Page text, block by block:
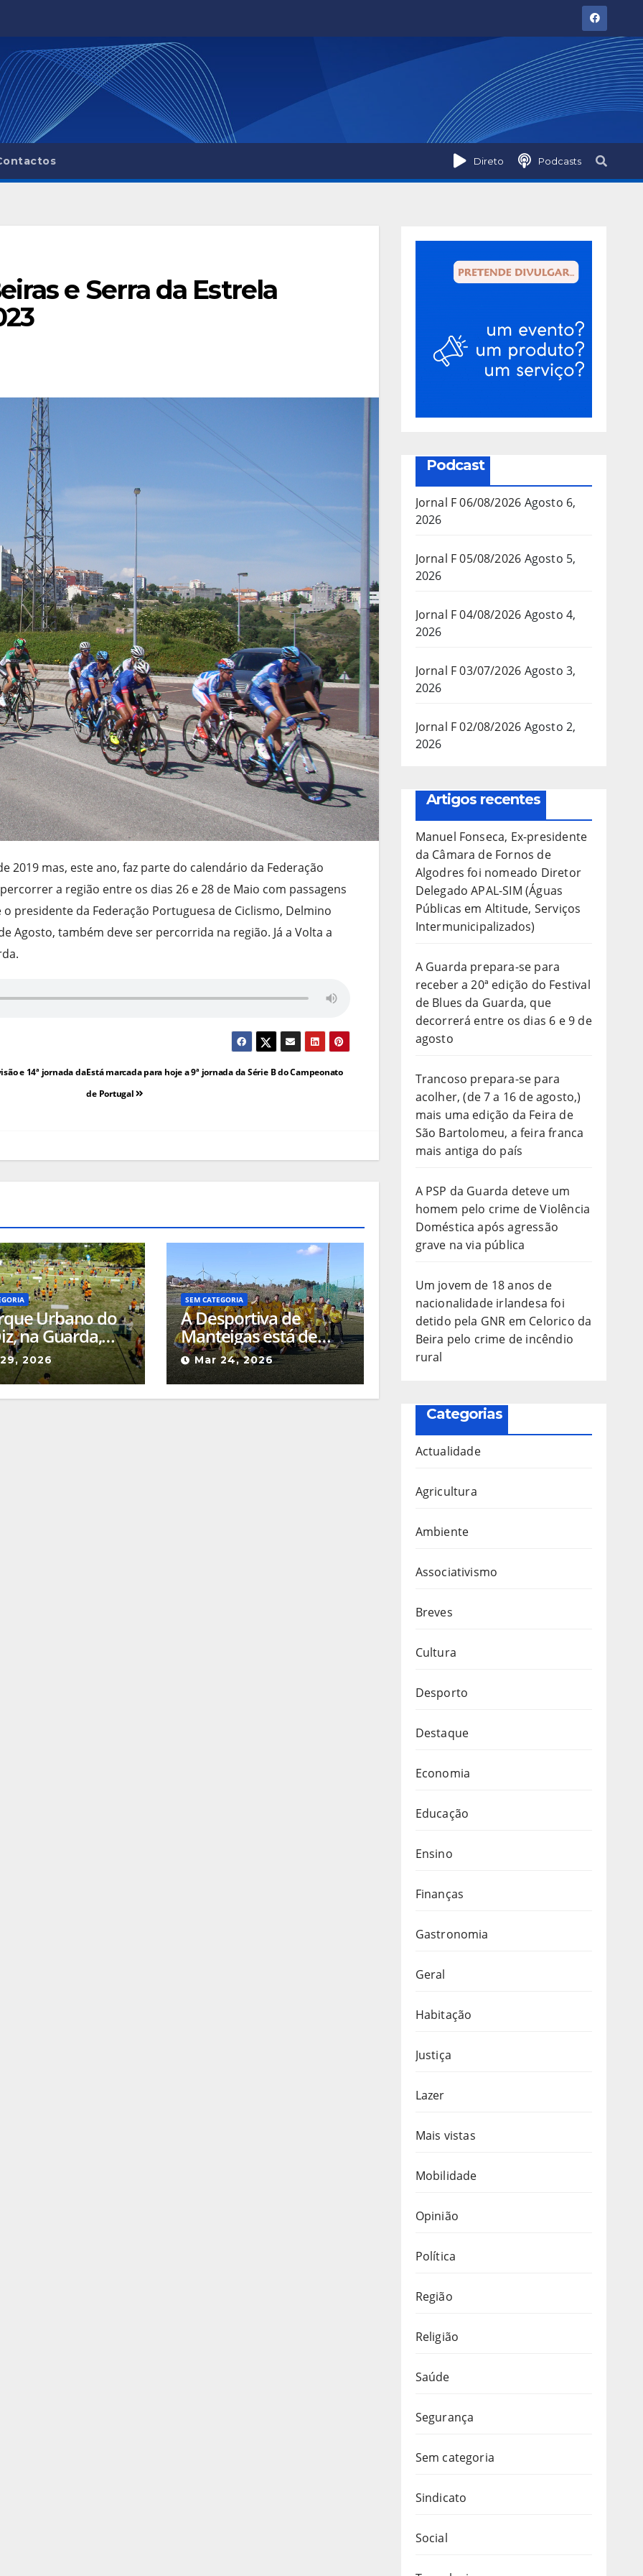
Direto Podcasts
e Serra da Estrela
2019 mas, este ano, faz parte do calendário da Federação
a região entre os dias 26 e 28 de Maio com passagens
presidente da Federação Portuguesa de Ciclismo, Delmino
Agosto, também deve ser percorrida na região. Já a Volta a
Está marcada para hoje a 9ª jornada da Série B do Campeonato
de Portugal
e 14ª jornada da
Urbano do
na Guarda,
este fim de
a Final
do Gira Volei
2026
SEM CATEGORIA
A Desportiva de
Manteigas está de
regresso à 1ª Liga da
Associação de Futebol
da Guarda
Mar 24, 2026
Podcast
Jornal F 06/08/2026 Agosto 6,
2026
Jornal F 05/08/2026 Agosto 5,
2026
Jornal F 04/08/2026 Agosto 4,
2026
Jornal F 03/07/2026 Agosto 3,
2026
Jornal F 02/08/2026 Agosto 2,
2026
Artigos recentes
Manuel Fonseca, Ex-presidente
da Câmara de Fornos de
Algodres foi nomeado Diretor
Delegado APAL-SIM (Águas
Públicas em Altitude, Serviços
Intermunicipalizados)
A Guarda prepara-se para
receber a 20ª edição do Festival
de Blues da Guarda, que
decorrerá entre os dias 6 e 9 de
agosto
Trancoso prepara-se para
acolher, (de 7 a 16 de agosto,)
mais uma edição da Feira de
São Bartolomeu, a feira franca
mais antiga do país
A PSP da Guarda deteve um
homem pelo crime de Violência
Doméstica após agressão
grave na via pública
Um jovem de 18 anos de
nacionalidade irlandesa foi
detido pela GNR em Celorico da
Beira pelo crime de incêndio
rural
Categorias
Actualidade
Agricultura
Ambiente
Associativismo
Breves
Cultura
Desporto
Destaque
Economia
Educação
Ensino
Finanças
Gastronomia
Geral
Habitação
Justiça
Lazer
Mais vistas
Mobilidade
Opinião
Política
Região
Religião
Saúde
Segurança
Sem categoria
Sindicato
Social